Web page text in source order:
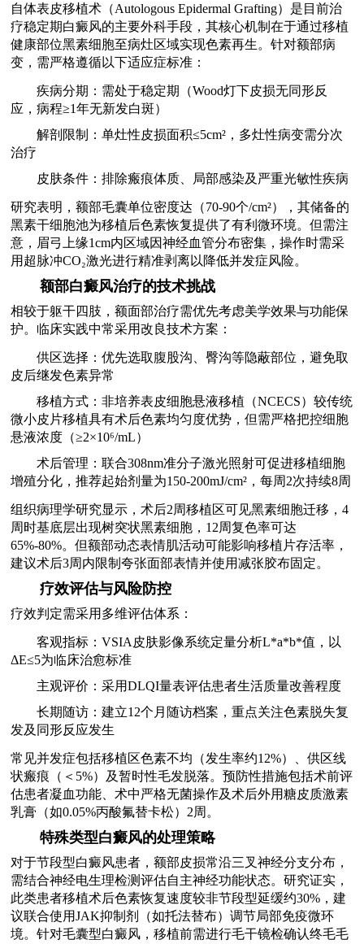
自体表皮移植术（Autologous Epidermal Grafting）是目前治
疗稳定期白癜风的主要外科手段，其核心机制在于通过移植
健康部位黑素细胞至病灶区域实现色素再生。针对额部病
变，需严格遵循以下适应症标准：
疾病分期：需处于稳定期（Wood灯下皮损无同形反
应，病程≥1年无新发白斑）
解剖限制：单灶性皮损面积≤5cm²，多灶性病变需分次
治疗
皮肤条件：排除瘢痕体质、局部感染及严重光敏性疾病
研究表明，额部毛囊单位密度达（70-90个/cm²），其储备的
黑素干细胞池为移植后色素恢复提供了有利微环境。但需注
意，眉弓上缘1cm内区域因神经血管分布密集，操作时需采
用超脉冲CO₂激光进行精准剥离以降低并发症风险。
额部白癜风治疗的技术挑战
相较于躯干四肢，额面部治疗需优先考虑美学效果与功能保
护。临床实践中常采用改良技术方案：
供区选择：优先选取腹股沟、臀沟等隐蔽部位，避免取
皮后继发色素异常
移植方式：非培养表皮细胞悬液移植（NCECS）较传统
微小皮片移植具有术后色素均匀度优势，但需严格把控细胞
悬液浓度（≥2×10⁶/mL）
术后管理：联合308nm准分子激光照射可促进移植细胞
增殖分化，推荐起始剂量为150-200mJ/cm²，每周2次持续8周
组织病理学研究显示，术后2周移植区可见黑素细胞迁移，4
周时基底层出现树突状黑素细胞，12周复色率可达
65%-80%。但额部动态表情肌活动可能影响移植片存活率，
建议术后3周内限制夸张面部表情并使用减张胶布固定。
疗效评估与风险防控
疗效判定需采用多维评估体系：
客观指标：VSIA皮肤影像系统定量分析L*a*b*值，以
ΔE≤5为临床治愈标准
主观评价：采用DLQI量表评估患者生活质量改善程度
长期随访：建立12个月随访档案，重点关注色素脱失复
发及同形反应发生
常见并发症包括移植区色素不均（发生率约12%）、供区线
状瘢痕（＜5%）及暂时性毛发脱落。预防性措施包括术前评
估患者凝血功能、术中严格无菌操作及术后外用糖皮质激素
乳膏（如0.05%丙酸氟替卡松）2周。
特殊类型白癜风的处理策略
对于节段型白癜风患者，额部皮损常沿三叉神经分支分布，
需结合神经电生理检测评估自主神经功能状态。研究证实，
此类患者移植术后色素恢复速度较非节段型延缓约30%，建
议联合使用JAK抑制剂（如托法替布）调节局部免疫微环
境。针对毛囊型白癜风，移植前需进行毛干镜检确认终毛毛